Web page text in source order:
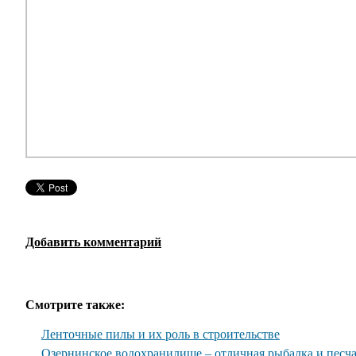
Добавить комментарий
Смотрите также:
Ленточные пилы и их роль в строительстве
Озернинское водохранилище – отличная рыбалка и